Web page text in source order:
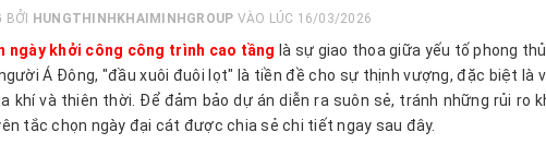
BỞI HUNGTHINHKHAIMINHGROUP VÀO LÚC 16/03/2026
ngày khởi công công trình cao tầng là sự giao thoa giữa yếu tố phong
Á Đông, "đầu xuôi đuôi lọt" là tiền đề cho sự thịnh vượng, đặc biệt là
khí và thiên thời. Để đảm bảo dự án diễn ra suôn sẻ, tránh những rủi ro
tắc chọn ngày đại cát được chia sẻ chi tiết ngay sau đây.